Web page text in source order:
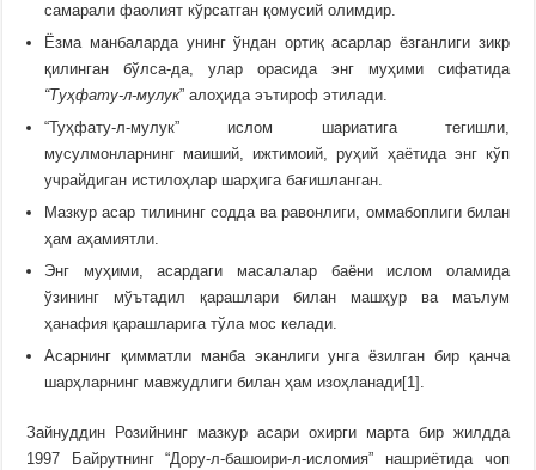
самарали фаолият кўрсатган қомусий олимдир.
Ёзма манбаларда унинг ўндан ортиқ асарлар ёзганлиги зикр
қилинган бўлса-да, улар орасида энг муҳими сифатида
“Туҳфату-л-мулук” алоҳида эътироф этилади.
“Туҳфату-л-мулук” ислом шариатига тегишли,
мусулмонларнинг маиший, ижтимоий, руҳий ҳаётида энг кўп
учрайдиган истилоҳлар шарҳига бағишланган.
Мазкур асар тилининг содда ва равонлиги, оммабоплиги билан
ҳам аҳамиятли.
Энг муҳими, асардаги масалалар баёни ислом оламида
ўзининг мўътадил қарашлари билан машҳур ва маълум
ҳанафия қарашларига тўла мос келади.
Асарнинг қимматли манба эканлиги унга ёзилган бир қанча
шарҳларнинг мавжудлиги билан ҳам изоҳланади[1].
Зайнуддин Розийнинг мазкур асари охирги марта бир жилдда
1997 Байрутнинг “Дору-л-башоири-л-исломия” нашриётида чоп